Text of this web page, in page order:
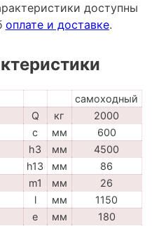
доступны
оплате и доставке.
самоходный
Q кг
2000
c мм
600
h3 мм
4500
h13 мм
86
m1 мм
26
l мм
1150
e мм
180